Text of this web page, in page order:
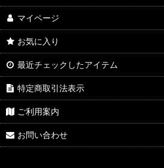
マイページ
お気に入り
最近チェックしたアイテム
特定商取引法表示
ご利用案内
お問い合わせ